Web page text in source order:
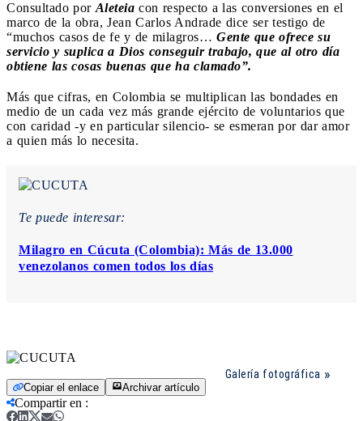
Consultado por Aleteia con respecto a las conversiones en el
marco de la obra, Jean Carlos Andrade dice ser testigo de
“muchos casos de fe y de milagros… Gente que ofrece su
servicio y suplica a Dios conseguir trabajo, que al otro día
obtiene las cosas buenas que ha clamado”.
Más que cifras, en Colombia se multiplican las bondades en
medio de un cada vez más grande ejército de voluntarios que
con caridad -y en particular silencio- se esmeran por dar amor
a quien más lo necesita.
Te puede interesar:
Milagro en Cúcuta (Colombia): Más de 13.000
venezolanos comen todos los días
Galería fotográfica
Copiar el enlace Archivar artículo
Compartir en :